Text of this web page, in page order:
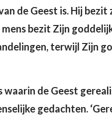
de Geest is. Hij
bezit Zijn
terwijl Zijn
de Geest
gedachten.